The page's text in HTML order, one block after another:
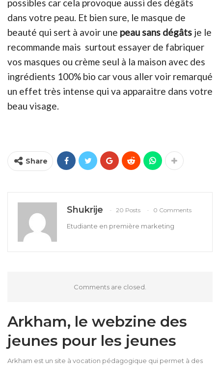
possibles car cela provoque aussi des dégâts
dans votre peau. Et bien sure, le masque de
beauté qui sert à avoir une peau sans dégâts je le
recommande mais surtout essayer de fabriquer
vos masques ou crème seul à la maison avec des
ingrédients 100% bio car vous aller voir remarqué
un effet très intense qui va apparaitre dans votre
beau visage.
Share
Shukrije 20 Posts 0 Comments
Etudiante en première marketing
Comments are closed.
Arkham, le webzine des
jeunes pour les jeunes
Arkham est un site à vocation pédagogique qui permet à des